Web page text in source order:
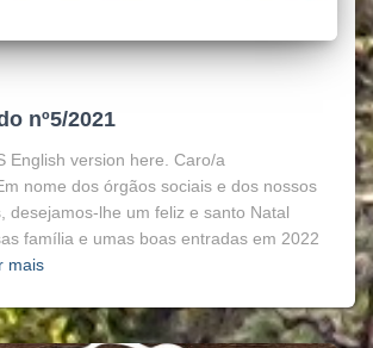
nº5/2021
English version here. Caro/a
nome dos órgãos sociais e dos nossos
desejamos-lhe um feliz e santo Natal
família e umas boas entradas em 2022
mais